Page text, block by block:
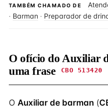
TAMBÉM CHAMADO DE
· Barman · Preparador de
O ofício do Auxiliar
uma frase
CBO 513420
O Auxiliar de barman (